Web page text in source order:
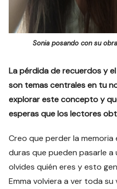
Sonia posando con su
La pérdida de recuerdos y
son temas centrales en tu
explorar este concepto y
esperas que los lectores
Creo que perder la memoria
duras que pueden pasarle a
olvides quién eres y esto
Emma volviera a ver toda